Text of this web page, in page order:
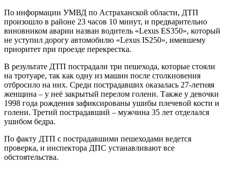
По информации УМВД по Астраханской области, ДТП
произошло в районе 23 часов 10 минут, и предварительно
виновником аварии назван водитель «Lexus ES350», который
не уступил дорогу автомобилю «Lexus IS250», имевшему
приоритет при проезде перекрестка.
В результате ДТП пострадали три пешехода, которые стояли
на тротуаре, так как одну из машин после столкновения
отбросило на них. Среди пострадавших оказалась 27-летняя
женщина – у неё закрытый перелом голени. Также у девочки
1998 года рождения зафиксированы ушибы плечевой кости и
голени. Третий пострадавший – мужчина 35 лет отделался
ушибом бедра.
По факту ДТП с пострадавшими пешеходами ведется
проверка, и инспектора ДПС устанавливают все
обстоятельства.